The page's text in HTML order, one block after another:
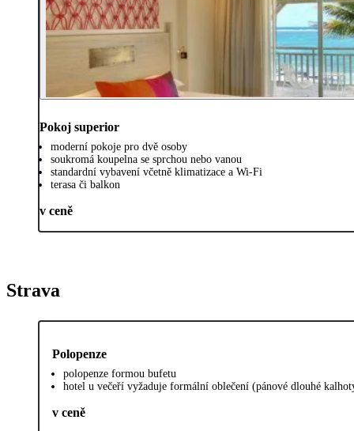
Pokoj superior
moderní pokoje pro dvě osoby
soukromá koupelna se sprchou nebo vanou
standardní vybavení včetně klimatizace a Wi-Fi
terasa či balkon
v ceně
Strava
Polopenze
polopenze formou bufetu
hotel u večeří vyžaduje formální oblečení (pánové dlouhé
v ceně